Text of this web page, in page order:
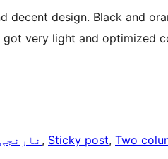
decent design. Black and
very light and optimized
نارنجی , Sticky post, Two